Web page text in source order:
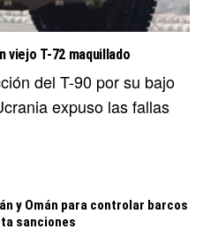
viejo T-72 maquillado
del T-90 por su bajo
expuso las fallas
y Omán para controlar barcos
sanciones